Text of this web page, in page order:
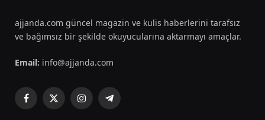
ajjanda.com güncel magazin ve kulis haberlerini tarafsız
ve bağımsız bir şekilde okuyucularına aktarmayı amaçlar.
Email: info@ajjanda.com
Facebook
X
InstagramTelegram